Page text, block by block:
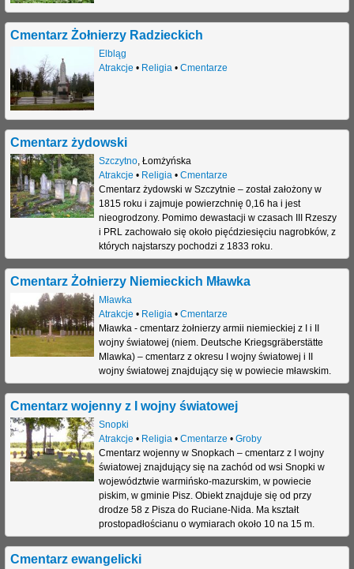
Cmentarz Żołnierzy Radzieckich
Elbląg
Atrakcje • Religia• Cmentarze
Cmentarz żydowski
Szczytno, Łomżyńska
Atrakcje • Religia• Cmentarze
Cmentarz żydowski w Szczytnie – został założony w
1815 roku i zajmuje powierzchnię 0,16 ha i jest
nieogrodzony. Pomimo dewastacji w czasach III Rzeszy
i PRL zachowało się około pięćdziesięciu nagrobków, z
których najstarszy pochodzi z 1833 roku.
Cmentarz Żołnierzy Niemieckich Mławka
Mławka
Atrakcje • Religia• Cmentarze
Mławka - cmentarz żołnierzy armii niemieckiej z I i II
wojny światowej (niem. Deutsche Kriegsgräberstätte
Mlawka) – cmentarz z okresu I wojny światowej i II
wojny światowej znajdujący się w powiecie mławskim.
Cmentarz wojenny z I wojny światowej
Snopki
Atrakcje • Religia • Cmentarze • Groby
Cmentarz wojenny w Snopkach – cmentarz z I wojny
światowej znajdujący się na zachód od wsi Snopki w
województwie warmińsko-mazurskim, w powiecie
piskim, w gminie Pisz. Obiekt znajduje się od przy
drodze 58 z Pisza do Ruciane-Nida. Ma kształt
prostopadłościanu o wymiarach około 10 na 15 m.
Cmentarz ewangelicki